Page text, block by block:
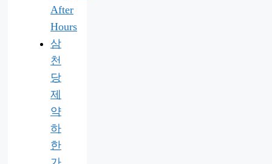
After
Hours
삼
천
당
제
약
하
한